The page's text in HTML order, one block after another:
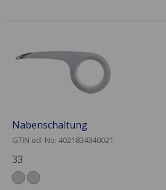
Nabenschaltung
GTIN od. No: 4021834340021
33